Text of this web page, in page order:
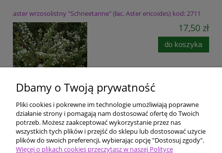
aster wrzosolistny "Schneetanne" (łac. Aster ericoides) kod: 2711
17,50 zł
do koszyka
Pomoc
Dostawa i płatności
Dbamy o Twoją prywatność
Pliki cookies i pokrewne im technologie umożliwiają poprawne
działanie strony i pomagają nam dostosować ofertę do Twoich
potrzeb. Możesz zaakceptować wykorzystanie przez nas
wszystkich tych plików i przejść do sklepu lub dostosować użycie
plików do swoich preferencji, wybierając opcję "Dostosuj zgody".
Więcej o plikach cookies przeczytasz w naszej Polityce